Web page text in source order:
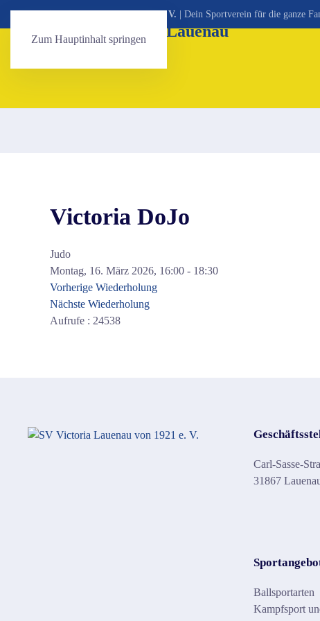
Zum Hauptinhalt springen
SV Victoria Lauenau von 1921 e. V. | Dein Sportverein für die ganze
Victoria DoJo
Judo
Montag, 16. März 2026, 16:00 - 18:30
Vorherige Wiederholung
Nächste Wiederholung
Aufrufe : 24538
Carl-Sasse-
31867
Ballsportarten
Kampfsport